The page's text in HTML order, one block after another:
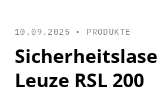
10.09.2025 • PRODUKTE
Leuze RSL 200